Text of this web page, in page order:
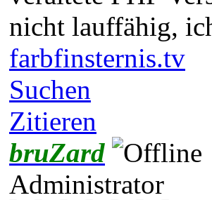
nicht lauffähig,
farbfinsternis.tv
Suchen
Zitieren
bruZard
Administrator